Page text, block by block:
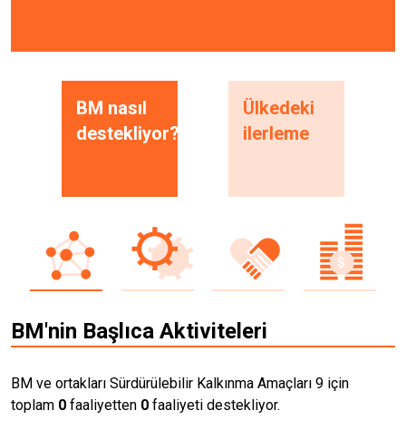
BM nasıl
destekliyor?
Ülkedeki
ilerleme
BM'nin Başlıca Aktiviteleri
BM ve ortakları Sürdürülebilir Kalkınma Amaçları 9 için
toplam 0 faaliyetten 0 faaliyeti destekliyor.